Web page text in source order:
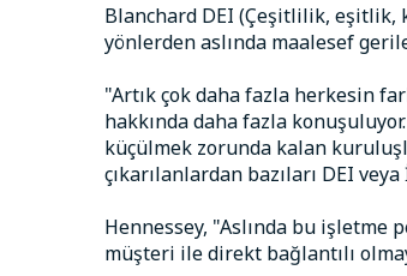
Blanchard DEI (Çeşitlilik, eşitlik,
yönlerden aslında maalesef
"Artık çok daha fazla herkesin
hakkında daha fazla
küçülmek zorunda kalan
çıkarılanlardan bazıları DEI veya
Hennessey, "Aslında bu işletme
müşteri ile direkt bağlantılı